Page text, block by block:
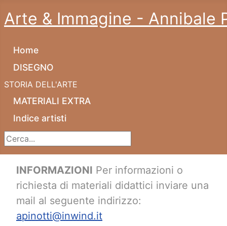
Arte & Immagine - Annibale
Home
DISEGNO
STORIA DELL'ARTE
MATERIALI EXTRA
Indice artisti
Cerca...
INFORMAZIONI Per informazioni o
richiesta di materiali didattici inviare una
mail al seguente indirizzo:
apinotti@inwind.it